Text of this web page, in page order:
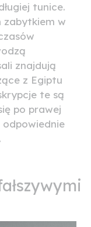
tunice.
zabytkiem w
znajdują
z Egiptu
te są
po prawej